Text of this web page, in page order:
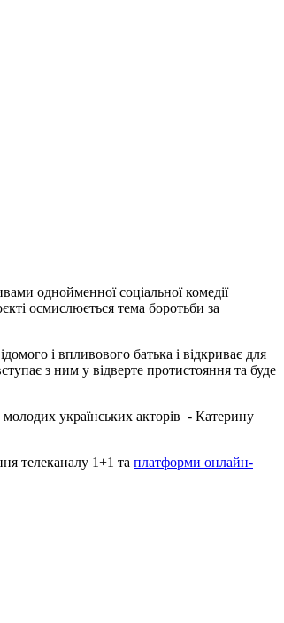
однойменної соціальної комедії
осмислюється тема боротьби за
і впливового батька і відкриває для
з ним у відверте протистояння та буде
молодих українських акторів - Катерину
телеканалу 1+1 та платформи онлайн-